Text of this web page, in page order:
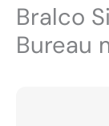
Bralco
Bureau